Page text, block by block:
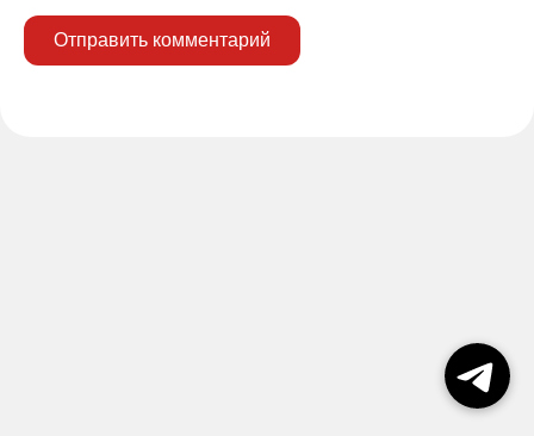
Отправить комментарий